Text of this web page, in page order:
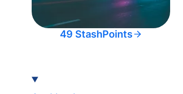
49 StashPoints